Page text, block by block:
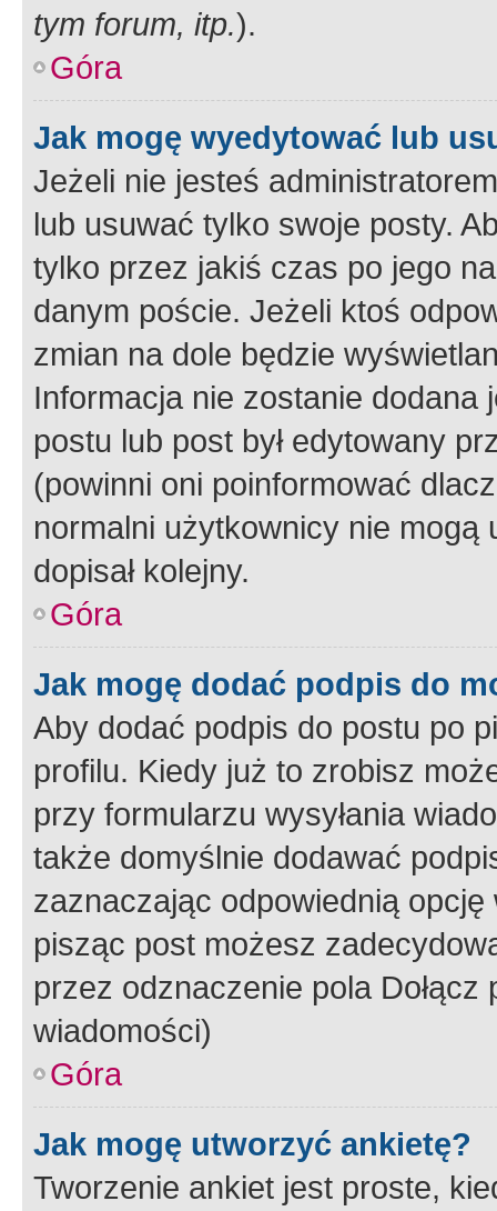
tym forum, itp.).
Góra
Jak mogę wyedytować lub
Jeżeli nie jesteś
lub usuwać tylko swoje posty.
tylko przez jakiś czas po jego
danym poście. Jeżeli ktoś
zmian na dole będzie
Informacja nie zostanie dodana
postu lub post był edytowany
(powinni oni poinformować
normalni użytkownicy nie
dopisał kolejny.
Góra
Jak mogę dodać podpis do
Aby dodać podpis do postu po
profilu. Kiedy już to zrobisz
przy formularzu wysyłania
także domyślnie dodawać
zaznaczając odpowiednią
pisząc post możesz
przez odznaczenie pola
wiadomości)
Góra
Jak mogę utworzyć ankietę?
Tworzenie ankiet jest proste,